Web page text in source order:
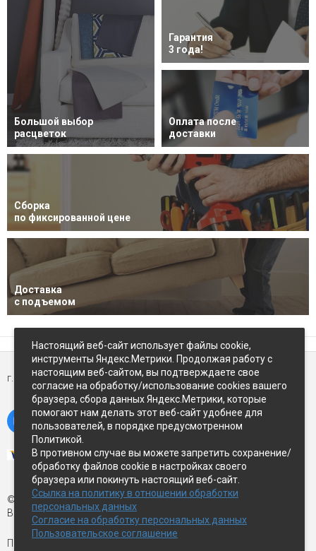
Большой выбор
расцветок
Гарантия
3 года!
Оплата после
доставки
Сборка
по фиксированной цене
Доставка
с подъемом
г. Петропавловск-Камчатский,ул Восточное-шоссе, д.5
© Экспострой, 2026 г.
Все права защищены
Письмо директору:
Настоящий веб-сайт использует файлы cookie,
инструменты Яндекс.Метрики. Продолжая работу с
настоящим веб-сайтом, вы подтверждаете свое
согласие на обработку/использование cookies вашего
браузера, сбора данных Яндекс.Метрики, которые
помогают нам делать этот веб-сайт удобнее для
пользователей, в порядке предусмотренном
Политикой.
В противном случае вы можете запретить сохранение/
обработку файлов cookie в настройках своего
браузера или покинуть настоящий веб-сайт.
Ссылка на политику в отношении обработки
персональных данных
Согласие на обработку персональных данных
Пользовательское соглашение